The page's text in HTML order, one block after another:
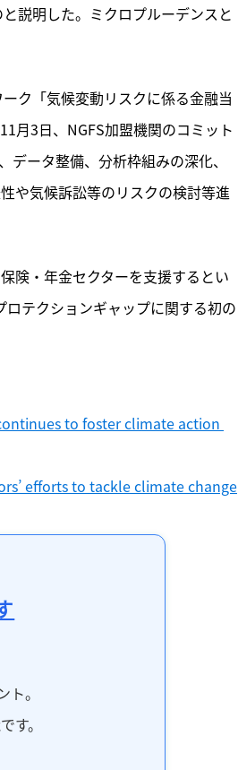
説明した。ミクロプルーデンスと
ク「気候変動リスクに係る金融当
月3日、NGFS加盟機関のコミット
ータ整備、分析枠組みの深化、
や気候訴訟等のリスクの検討等進
険・年金セクターを支援するとい
テクションギャップに関する初の
to foster climate action
efforts to tackle climate change
。
す。